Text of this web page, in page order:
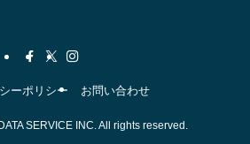
ーポリシー お問い合わせ
SERVICE INC. All rights reserved.